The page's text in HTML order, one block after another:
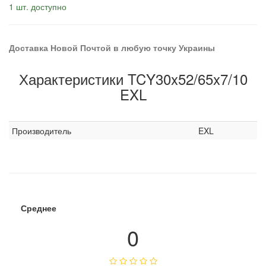
1 шт. доступно
Доставка Новой Почтой в любую точку Украины
Характеристики TCY30x52/65x7/10
EXL
Производитель EXL
Среднее
0